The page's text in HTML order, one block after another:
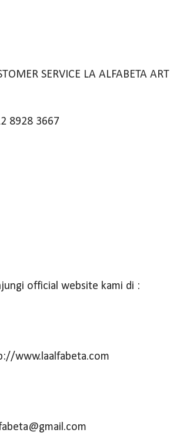
SERVICE LA ALFABETA ART
8928 3667
official website kami di :
www.laalfabeta.com